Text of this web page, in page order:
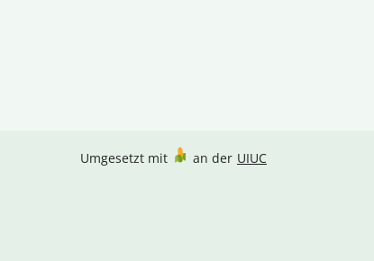
Umgesetzt mit an der UIUC